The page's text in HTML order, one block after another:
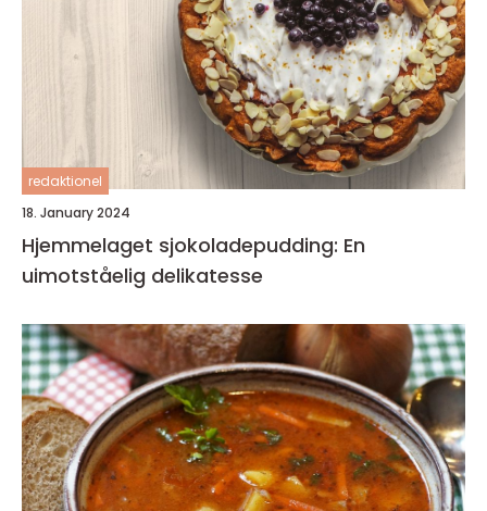
redaktionel
18. January 2024
Hjemmelaget sjokoladepudding: En
uimotståelig delikatesse